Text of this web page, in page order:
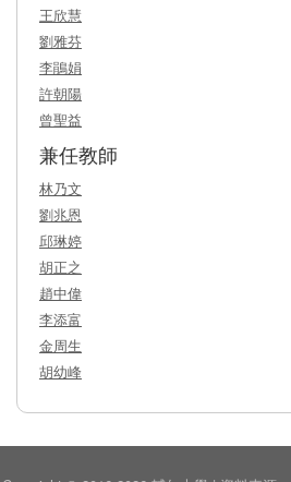
王欣慧
劉雅芬
李鵑娟
許朝陽
曾聖益
兼任教師
林乃文
劉兆恩
邱琳婷
胡正之
趙中偉
李添富
金周生
胡幼峰